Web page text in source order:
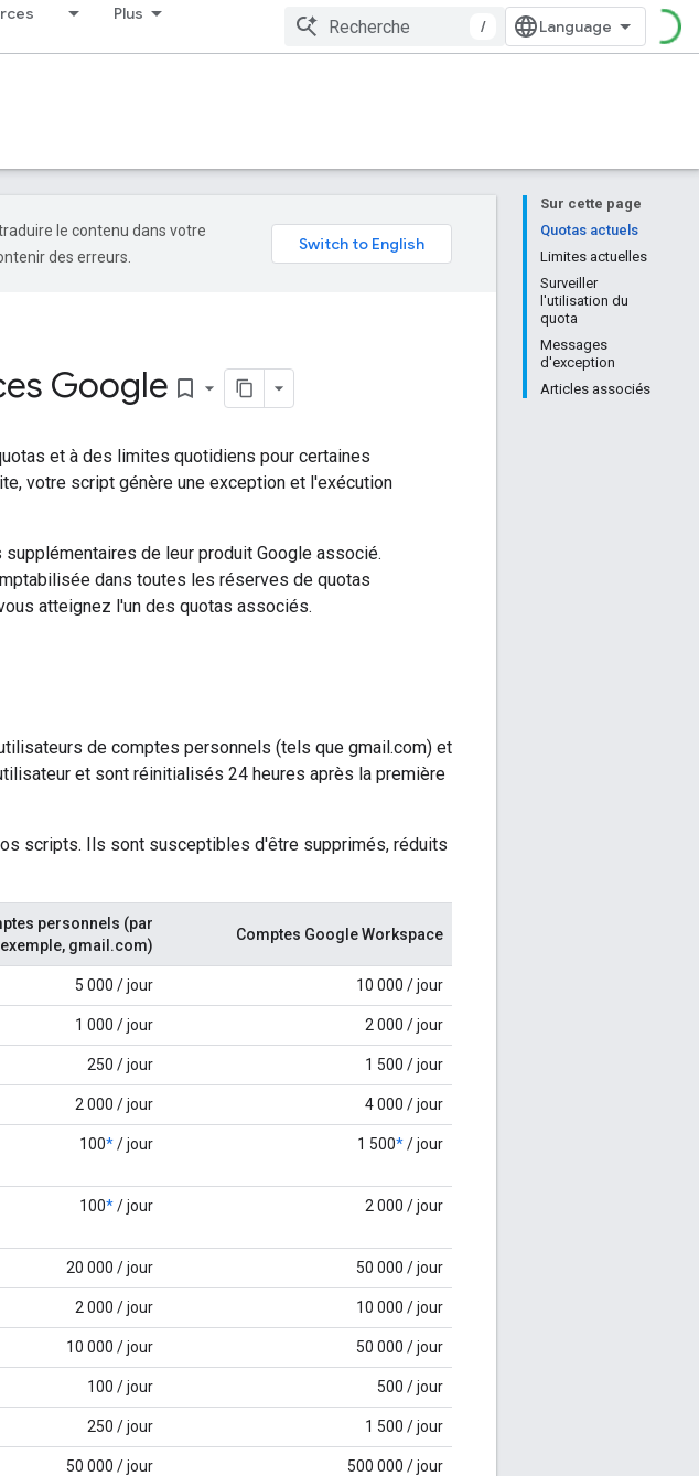
Plus
/
Sur cette page
Quotas actuels
Limites actuelles
Surveiller
l'utilisation du
quota
Messages
d'exception
Articles associés
le contenu dans votre
des erreurs.
Google bookmark_border
et à des limites quotidiens pour certaines
votre script génère une exception et l'exécution
de leur produit Google associé.
dans toutes les réserves de quotas
atteignez l'un des quotas associés.
de comptes personnels (tels que gmail.com) et
et sont réinitialisés 24 heures après la première
scripts. Ils sont susceptibles d'être supprimés, réduits
personnels (par
exemple, gmail.com)
Comptes Google Workspace
5 000 / jour 10 000 / jour
1 000 / jour 2 000 / jour
250 / jour 1 500 / jour
2 000 / jour 4 000 / jour
100*/ jour 1 500*/ jour
100*/ jour 2 000 / jour
20 000 / jour 50 000 / jour
2 000 / jour 10 000 / jour
10 000 / jour 50 000 / jour
100 / jour 500 / jour
250 / jour 1 500 / jour
50 000 / jour 500 000 / jour